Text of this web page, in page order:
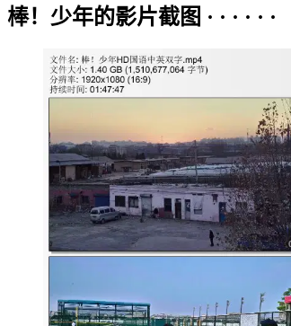
棒！少年的影片截图 · · · · · ·